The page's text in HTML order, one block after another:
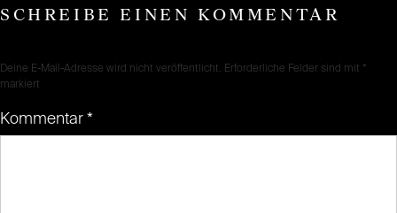
SCHREIBE EINEN KOMMENTAR
Deine E-Mail-Adresse wird nicht veröffentlicht. Erforderliche Felder sind mit *
markiert
Kommentar *